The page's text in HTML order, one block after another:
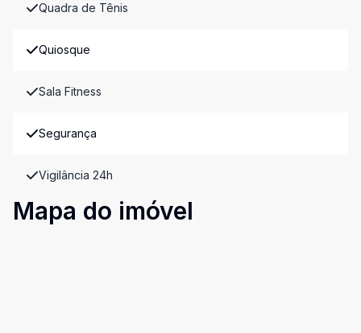
Quadra de Tênis
Quiosque
Sala Fitness
Segurança
Vigilância 24h
Mapa do imóvel